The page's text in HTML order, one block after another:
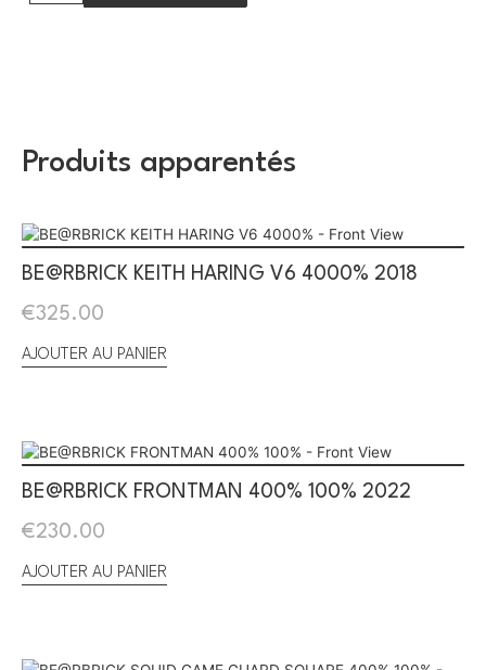
Produits apparentés
BE@RBRICK KEITH HARING V6 4000% 2018
€325.00
AJOUTER AU PANIER
BE@RBRICK FRONTMAN 400% 100% 2022
€230.00
AJOUTER AU PANIER